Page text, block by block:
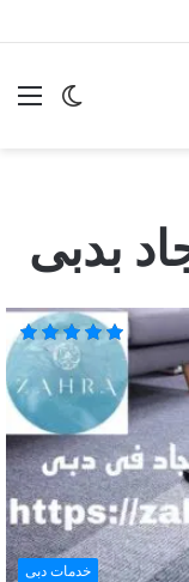
الوضع
بدبى
خدمات دبى